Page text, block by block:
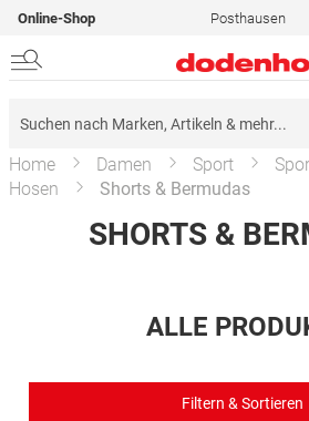
Online-Shop Posthausen
Home Damen Sport
Hosen
Shorts & Bermudas
SHORTS &
ALLE
Filtern & Sortieren